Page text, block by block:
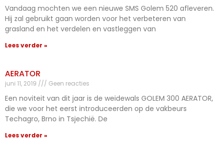
Vandaag mochten we een nieuwe SMS Golem 520 afleveren.
Hij zal gebruikt gaan worden voor het verbeteren van
grasland en het verdelen en vastleggen van
Lees verder »
AERATOR
juni 11, 2019 Geen reacties
Een noviteit van dit jaar is de weidewals GOLEM 300 AERATOR,
die we voor het eerst introduceerden op de vakbeurs
Techagro, Brno in Tsjechië. De
Lees verder »